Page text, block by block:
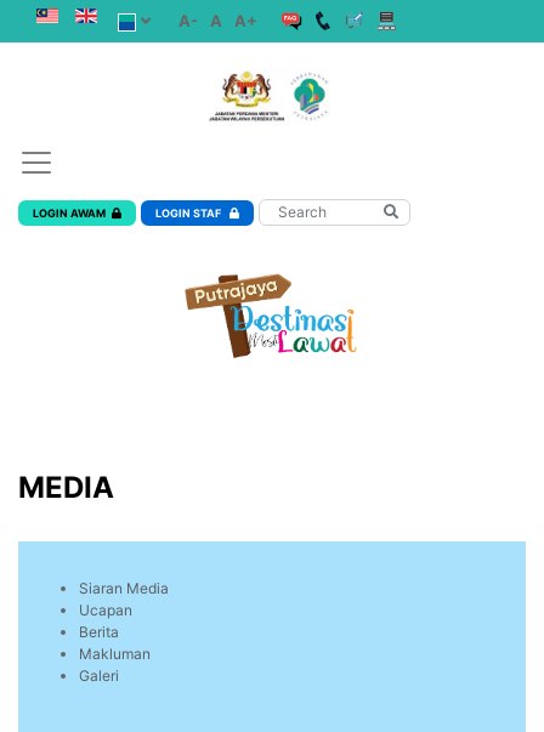
A- A A+
LOGIN AWAM LOGIN STAF
MEDIA
Siaran Media
Ucapan
Berita
Makluman
Galeri